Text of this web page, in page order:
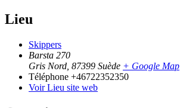
Lieu
Skippers
Barsta 270
Gris Nord 87399 Suède + Google Map
Téléphone +46722352350
Voir Lieu site web